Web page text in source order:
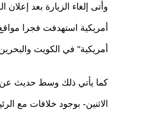
وأتى إلغاء الزيارة بعد
أمريكية استهدفت فجرا
أمريكية" في الكويت
كما يأتي ذلك وسط حديث عن
الاثنين- بوجود خلافات مع